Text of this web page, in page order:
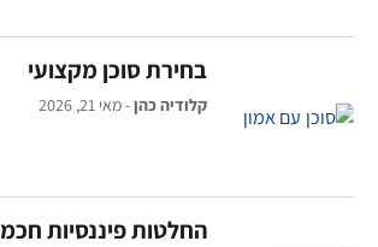
בחירת סוכן מקצועי
קלודיה כהן מאי 21, 2026
החלטות פיננסיות